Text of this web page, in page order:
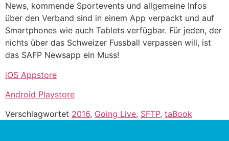
News, kommende Sportevents und allgemeine Infos
über den Verband sind in einem App verpackt und auf
Smartphones wie auch Tablets verfügbar. Für jeden, der
nichts über das Schweizer Fussball verpassen will, ist
das SAFP Newsapp ein Muss!
iOS Appstore
Android Playstore
Verschlagwortet 2016, Going Live, SFTP, taBook